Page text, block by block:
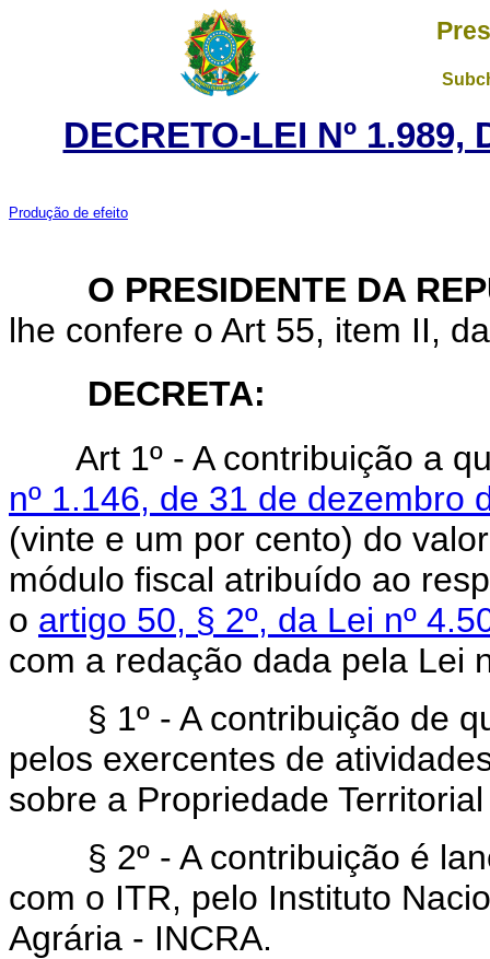
DECRETO-LEI Nº 1.989,
Produção de efeito
O PRESIDENTE DA
lhe confere o Art 55, item II,
DECRETA:
Art 1º - A contribuição a
nº 1.146, de 31 de dezembro
(vinte e um por cento) do
módulo fiscal atribuído ao
o artigo 50, § 2º, da Lei nº
com a redação dada pela Lei
§ 1º - A contribuição de
pelos exercentes de
sobre a Propriedade
§ 2º - A contribuição é
com o ITR, pelo Instituto
Agrária - INCRA.